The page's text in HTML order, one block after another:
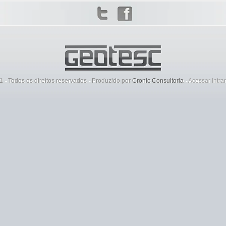
- Todos os direitos reservados - Produzido porCronic Consultoria-Acessar